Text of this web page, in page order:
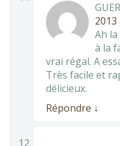
2013
Ah
à la
vrai régal. A
Très facile et
délicieux.
Répondre ↓